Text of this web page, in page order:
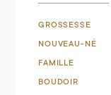
GROSSESSE
NOUVEAU-NÉ
FAMILLE
BOUDOIR